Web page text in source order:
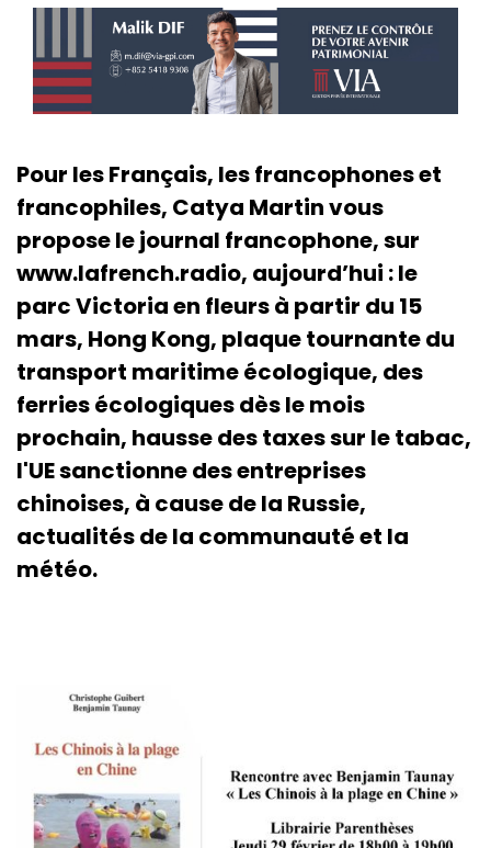
Pour les Français, les francophones et
francophiles, Catya Martin vous
propose le journal francophone, sur
www.lafrench.radio, aujourd’hui : le
parc Victoria en fleurs à partir du 15
mars, Hong Kong, plaque tournante du
transport maritime écologique, des
ferries écologiques dès le mois
prochain, hausse des taxes sur le tabac,
l'UE sanctionne des entreprises
chinoises, à cause de la Russie,
actualités de la communauté et la
météo.